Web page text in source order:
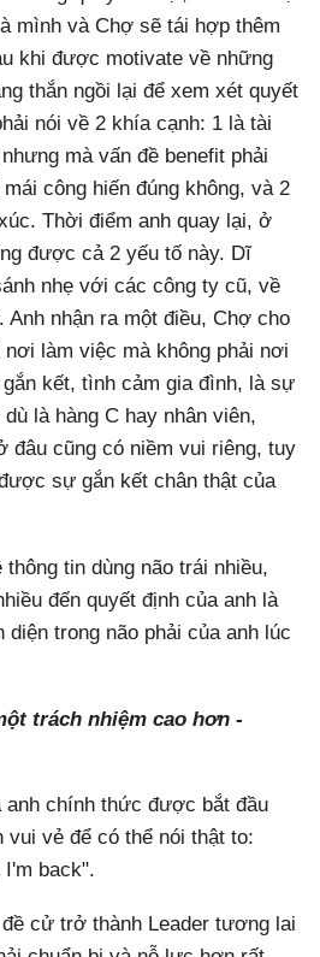
mình và Chợ sẽ tái hợp thêm
khi được motivate về những
thắn ngồi lại để xem xét quyết
nói về 2 khía cạnh: 1 là tài
mà vấn đề benefit phải
công hiến đúng không, và 2
Thời điểm anh quay lại, ở
được cả 2 yếu tố này. Dĩ
nhẹ với các công ty cũ, về
nhận ra một điều, Chợ cho
làm việc mà không phải nơi
kết, tình cảm gia đình, là sự
là hàng C hay nhân viên,
đâu cũng có niềm vui riêng, tuy
sự gắn kết chân thật của
tin dùng não trái nhiều,
đến quyết định của anh là
diện trong não phải của anh lúc
trách nhiệm cao hơn -
chính thức được bắt đầu
vui vẻ để có thể nói thật to:
I'm back".
cử trở thành Leader tương lai